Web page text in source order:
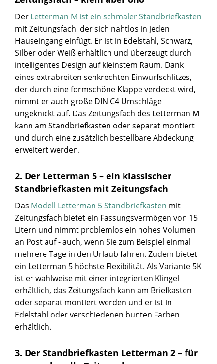
Der Letterman M ist ein schmaler Standbriefkasten
mit Zeitungsfach, der sich nahtlos in jeden
Hauseingang einfügt. Er ist in Edelstahl, Schwarz,
Silber oder Weiß erhältlich und überzeugt durch
intelligentes Design auf kleinstem Raum. Dank
eines extrabreiten senkrechten Einwurfschlitzes,
der durch eine formschöne Klappe verdeckt wird,
nimmt er auch große DIN C4 Umschläge
ungeknickt auf. Das Zeitungsfach des Letterman M
kann am Standbriefkasten oder separat montiert
und durch eine zusätzlich bestellbare Abdeckung
erweitert werden.
2. Der Letterman 5 – ein klassischer
Standbriefkasten mit Zeitungsfach
Das Modell Letterman 5 Standbriefkasten mit
Zeitungsfach bietet ein Fassungsvermögen von 15
Litern und nimmt problemlos ein hohes Volumen
an Post auf - auch, wenn Sie zum Beispiel einmal
mehrere Tage in den Urlaub fahren. Zudem bietet
ein Letterman 5 höchste Flexibilität. Als Variante 5K
ist er wahlweise mit einer integrierten Klingel
erhältlich, das Zeitungsfach kann am Briefkasten
oder separat montiert werden und er ist in
Edelstahl oder verschiedenen bunten Farben
erhältlich.
3. Der Standbriefkasten Letterman 2 – für